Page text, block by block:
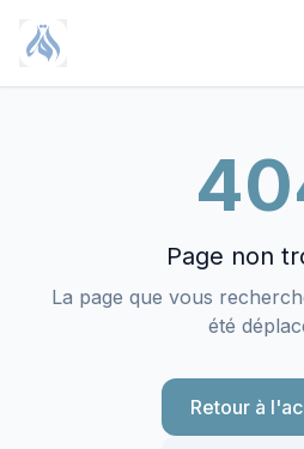
Page non
La page que vous
été
Retour à